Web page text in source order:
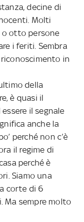
decine di
Molti
o otto persone
i feriti. Sembra
in
della
è quasi il
il segnale
anche la
perché non c’è
il regime di
perché è
Siamo una
corte di 6
Ma sempre molto